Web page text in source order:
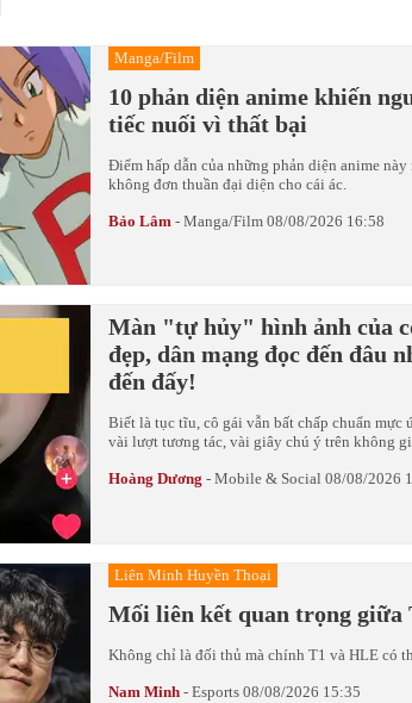
Manga/Film
10 phản diện anime khiến
tiếc nuối vì thất bại
Điểm hấp dẫn của những phản diện anime này
không đơn thuần đại diện cho cái ác.
Bảo Lâm - Manga/Film 08/08/2026 16:58
Màn "tự hủy" hình ảnh của
đẹp, dân mạng đọc đến đâu
đến đấy!
Biết là tục tĩu, cô gái vẫn bất chấp chuẩn mực
vài lượt tương tác, vài giây chú ý trên không
Hoàng Dương - Mobile & Social 08/08/2026
Liên Minh Huyền Thoại
Mối liên kết quan trọng giữa
Không chỉ là đối thủ mà chính T1 và HLE có
Nam Minh - Esports 08/08/2026 15:35